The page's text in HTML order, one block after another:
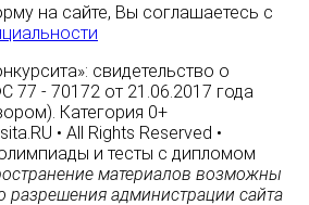
на сайте, Вы соглашаетесь с
свидетельство о
77 - 70172 от 21.06.2017 года
Категория 0+
• All Rights Reserved •
и тесты с дипломом
материалов возможны
разрешения администрации сайта